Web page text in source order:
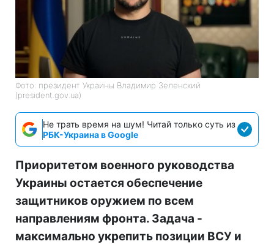
Фото: президент Украины Владимир Зеленский
(president.gov.ua)
Не трать время на шум! Читай только суть из
РБК-Украина в Google
Приоритетом военного руководства
Украины остается обеспечение
защитников оружием по всем
направлениям фронта. Задача -
максимально укрепить позиции ВСУ и